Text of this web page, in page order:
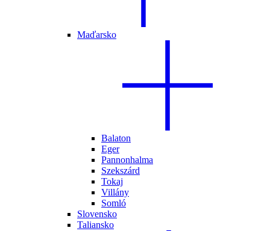
Maďarsko
Balaton
Eger
Pannonhalma
Szekszárd
Tokaj
Villány
Somló
Slovensko
Taliansko